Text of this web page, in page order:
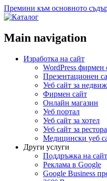
Премини към основното
Main navigation
Изработка на сайт
WordPress фирмен
Презентационен
Уеб сайт за
Фирмен сайт
Онлайн магазин
Уеб портал
Уеб сайт за хотел
Уеб сайт за
Медицински уеб
Други услуги
Поддръжка на сайт
Реклама в Google
Google Business